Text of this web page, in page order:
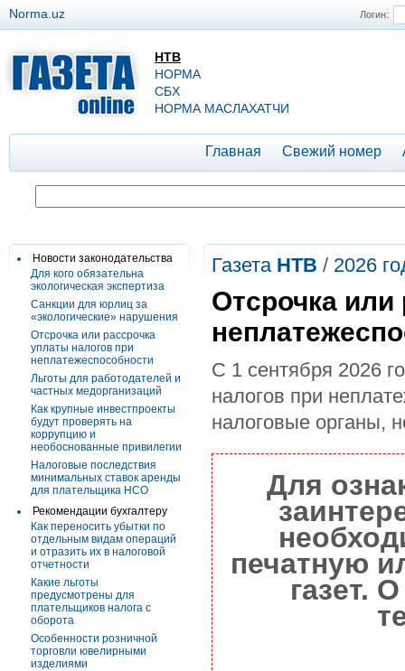
Логин:
Norma.uz
НТВ
НОРМА
СБХ
НОРМА МАСЛАХАТЧИ
Главная Свежий номер
Новости законодательства
Для кого обязательна
экологическая экспертиза
Санкции для юрлиц за
«экологические» нарушения
Отсрочка или рассрочка
уплаты налогов при
неплатежеспособности
Льготы для работодателей и
частных медорганизаций
Как крупные инвестпроекты
будут проверять на
коррупцию и
необоснованные привилегии
Налоговые последствия
минимальных ставок аренды
для плательщика НСО
Рекомендации бухгалтеру
Как переносить убытки по
отдельным видам операций
и отразить их в налоговой
отчетности
Какие льготы
предусмотрены для
плательщиков налога с
оборота
Особенности розничной
торговли ювелирными
изделиями
Газета НТВ / 2026
Отсрочка или
С 1 сентября 2026
налогов при
налоговые органы,
Для
печатную
газет.